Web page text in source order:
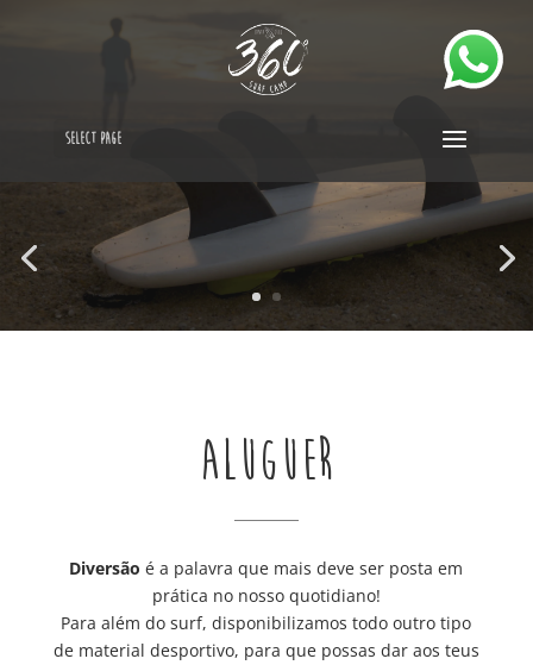
Select Page
ALUGUER
Diversão é a palavra que mais deve ser posta em
prática no nosso quotidiano!
Para além do surf, disponibilizamos todo outro tipo
de material desportivo, para que possas dar aos teus